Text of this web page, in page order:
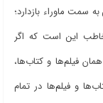
سمت ماوراء بازدارد؛
این است که اگر
همان فیلمها و کتابها،
ها و فیلمها در تمام